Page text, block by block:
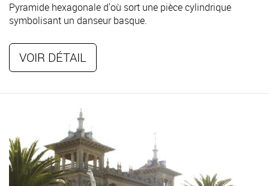
Pyramide hexagonale d'où sort une pièce cylindrique
symbolisant un danseur basque.
VOIR DÉTAIL